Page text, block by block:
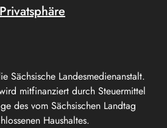
Sächsische Landesmedienanstalt.
mitfinanziert durch Steuermittel
des vom Sächsischen Landtag
Haushaltes.
Privatsphäre